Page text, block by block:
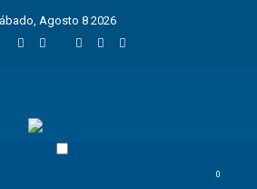
Agosto 8 2026
0